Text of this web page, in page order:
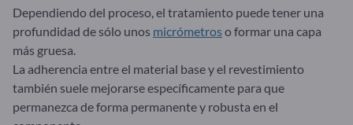
Dependiendo del proceso, el tratamiento puede tener una
profundidad de sólo unos micrómetroso formar una capa
más gruesa.
La adherencia entre el material base y el revestimiento
también suele mejorarse específicamente para que
permanezca de forma permanente y robusta en el